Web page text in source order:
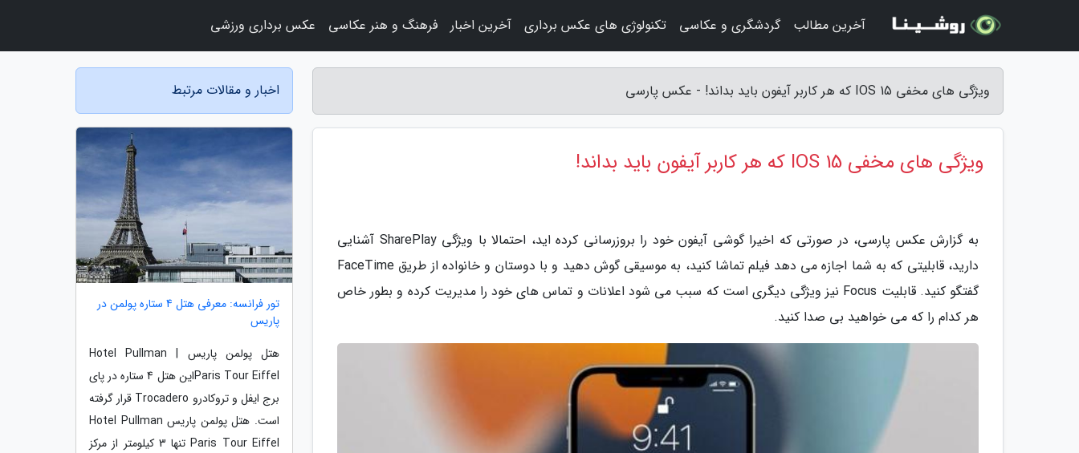
ویژگی های مخفی IOS 15 که هر کاربر آیفون باید بداند! - عکس پارسی
ویژگی های مخفی IOS 15 که هر کاربر آیفون باید بداند!
به گزارش عکس پارسی، در صورتی که اخیرا گوشی آیفون خود را بروزرسانی کرده اید، احتمالا با ویژگی SharePlay آشنایی
دارید، قابلیتی که به شما اجازه می دهد فیلم تماشا کنید، به موسیقی گوش دهید و با دوستان و خانواده از طریق FaceTime
گفتگو کنید. قابلیت Focus نیز ویژگی دیگری است که سبب می شود اعلانات و تماس های خود را مدیریت کرده و بطور خاص
هر کدام را که می خواهید بی صدا کنید.
اخبار و مقالات مرتبط
تور فرانسه: معرفی هتل 4 ستاره پولمن در
پاریس
هتل پولمن پاریس | Hotel Pullman
Paris Tour Eiffelاین هتل 4 ستاره در پای
برج ایفل و تروکادرو Trocadero قرار گرفته
است. هتل پولمن پاریس Hotel Pullman
Paris Tour Eiffel تنها 3 کیلومتر از مرکز
آخرین مطالب گردشگری و عکاسی تکنولوژی های عکس برداری آخرین اخبار فرهنگ و هنر عکاسی عکس برداری ورزشی